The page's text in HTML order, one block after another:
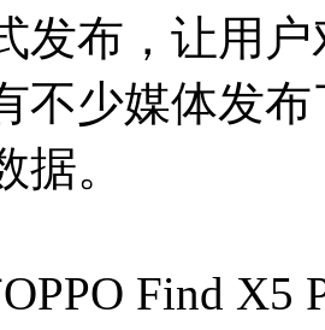
发布，让用
不少媒体发布
据。
Find X5